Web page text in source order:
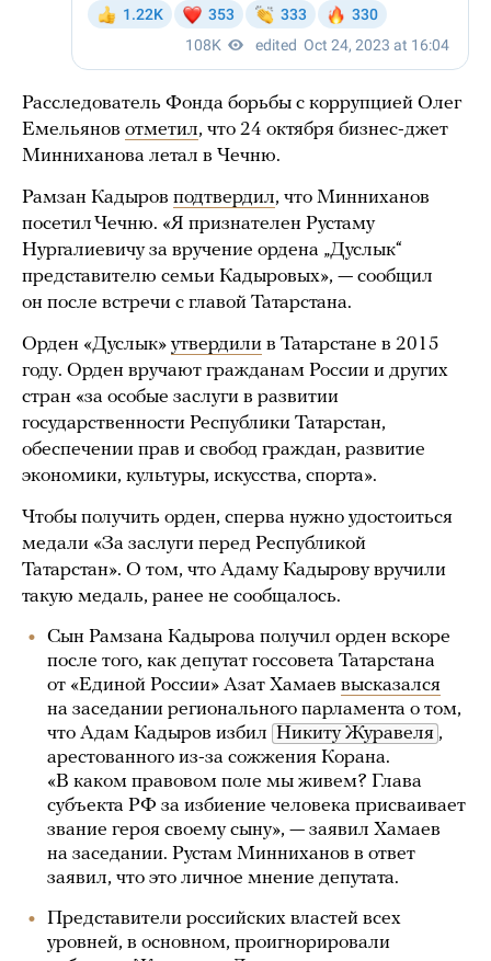
Расследователь Фонда борьбы с коррупцией Олег
Емельянов отметил, что 24 октября бизнес-джет
Минниханова летал в Чечню.
Рамзан Кадыров подтвердил, что Минниханов
посетил Чечню. «Я признателен Рустаму
Нургалиевичу за вручение ордена „Дуслык“
представителю семьи Кадыровых», — сообщил
он после встречи с главой Татарстана.
Орден «Дуслык» утвердили в Татарстане в 2015
году. Орден вручают гражданам России и других
стран «за особые заслуги в развитии
государственности Республики Татарстан,
обеспечении прав и свобод граждан, развитие
экономики, культуры, искусства, спорта».
Чтобы получить орден, сперва нужно удостоиться
медали «За заслуги перед Республикой
Татарстан». О том, что Адаму Кадырову вручили
такую медаль, ранее не сообщалось.
Сын Рамзана Кадырова получил орден вскоре
после того, как депутат госсовета Татарстана
от «Единой России» Азат Хамаев высказался
на заседании регионального парламента о том,
что Адам Кадыров избил Никиту Журавеля ,
арестованного из-за сожжения Корана.
«В каком правовом поле мы живем? Глава
субъекта РФ за избиение человека присваивает
звание героя своему сыну», — заявил Хамаев
на заседании. Рустам Минниханов в ответ
заявил, что это личное мнение депутата.
Представители российских властей всех
уровней, в основном, проигнорировали